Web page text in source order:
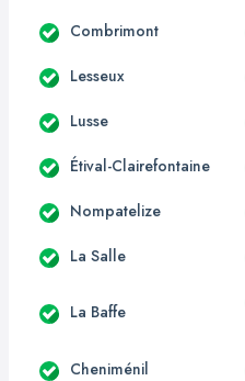
Combrimont
Lesseux
Lusse
Étival-Clairefontaine
Nompatelize
La Salle
La Baffe
Cheniménil